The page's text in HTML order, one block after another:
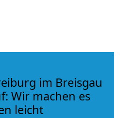
im Breisgau
Wir machen es
leicht